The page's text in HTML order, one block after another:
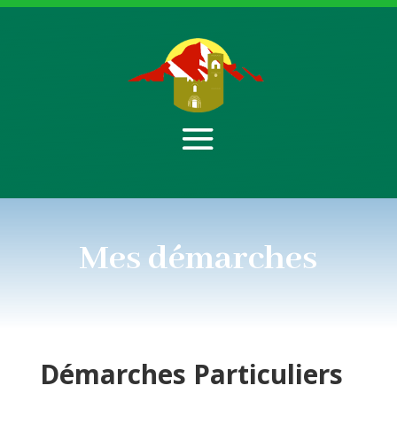
Mes démarches
Démarches Particuliers